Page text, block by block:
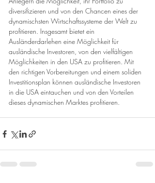
diversifizieren und von den Chancen eines der
dynamischsten Wirtschaftssysteme der Welt zu
profitieren. Insgesamt bietet ein
Ausländerdarlehen eine Möglichkeit für
ausländische Investoren, von den vielfältigen
Möglichkeiten in den USA zu profitieren. Mit
den richtigen Vorbereitungen und einem soliden
Investitionsplan können ausländische Investoren
in die USA eintauchen und von den Vorteilen
dieses dynamischen Marktes profitieren.